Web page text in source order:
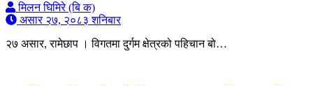
मिलन घिमिरे (बि क)
असार २७, २०८३ शनिबार
२७ असार, रामेछाप । विगतमा दुर्गम क्षेत्रको पहिचान बो…